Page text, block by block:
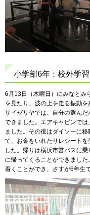
小学部6年：校外学習
6月13日（木曜日）にみなとみ
を見たり、波の上を走る振動
サイゼリヤでは、自分の選ん
できました。エアキャビンで
ました。その後はダイソーに
て、お金をいれたりレシート
した。帰りは横浜市営バスに
に帰ってくることができまし
着くことができ、さすが6年生